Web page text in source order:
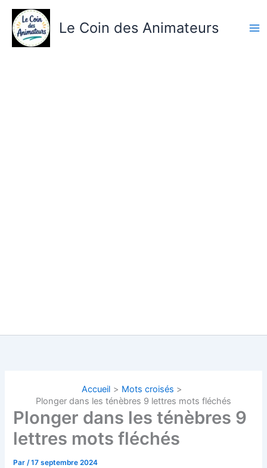
Aller
contenu
Le Coin des Animateurs
Accueil
Mots croisés
Plonger dans les ténèbres 9 lettres mots fléchés
Plonger dans les ténèbres 9
lettres mots fléchés
Par/17 septembre 2024